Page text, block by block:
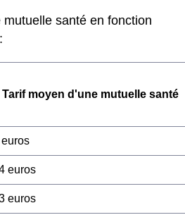
mutuelle santé en fonction
Tarif moyen d'une mutuelle santé
euros
euros